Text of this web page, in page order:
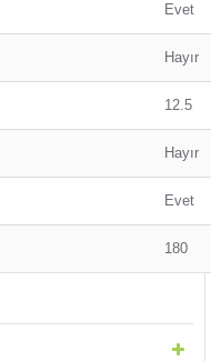
Evet
Hayır
12.5
Hayır
Evet
180